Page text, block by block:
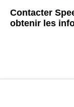
Contacter
obtenir les